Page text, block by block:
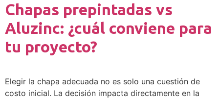
Chapas prepintadas vs
Aluzinc: ¿cuál conviene para
tu proyecto?
Elegir la chapa adecuada no es solo una cuestión de
costo inicial. La decisión impacta directamente en la